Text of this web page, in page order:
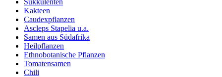
Kakteen
Caudexpflanzen
Ascleps Stapelia u.a.
Samen aus Südafrika
Heilpflanzen
Ethnobotanische Pflanzen
Tomatensamen
Chili